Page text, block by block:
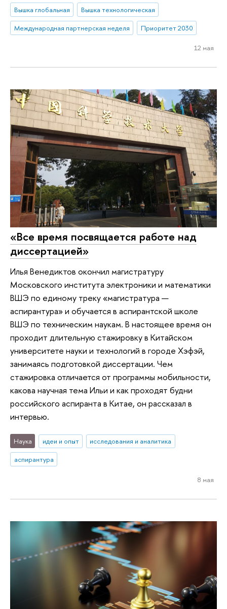
Вышка глобальная
Вышка технологическая
Международная партнерская неделя
Приоритет 2030
12 мая
«Все время посвящается работе над
диссертацией»
Илья Венедиктов окончил магистратуру
Московского института электроники и математики
ВШЭ по единому треку «магистратура —
аспирантура» и обучается в аспирантской школе
ВШЭ по техническим наукам. В настоящее время он
проходит длительную стажировку в Китайском
университете науки и технологий в городе Хэфэй,
занимаясь подготовкой диссертации. Чем
стажировка отличается от программы мобильности,
какова научная тема Ильи и как проходят будни
российского аспиранта в Китае, он рассказал в
интервью.
Наука идеи и опыт
исследования и аналитика
аспирантура
8 мая